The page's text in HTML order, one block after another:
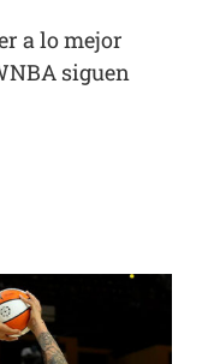
a lo mejor
siguen